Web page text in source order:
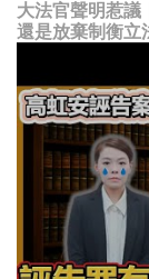
大法官聲明惹議
還是放棄制衡立